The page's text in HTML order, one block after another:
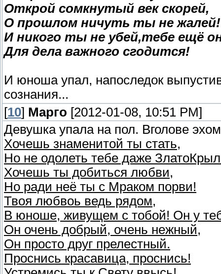
Открой сомкнутый век скорей,
О прошлом ничуть ты не жалей!
И никого ты не убей,тебе ещё
Для дела важного сгодится!
И юноша упал, напоследок
сознания...
[10] Марго [2012-01-08, 10:51 PM]
Девушка упала на пол. Вголове
Хочешь знаменитой ты стать,
Но не одолеть тебе даже
Хочешь ты добиться любви,
Но ради неё ты с Мраком порви!
Твоя любвоь ведь рядом,
В юноше, живущем с тобой! Он у
Он очень добрый, очень нежный,
Он просто друг прелестный.
Проснись красавица, проснись!